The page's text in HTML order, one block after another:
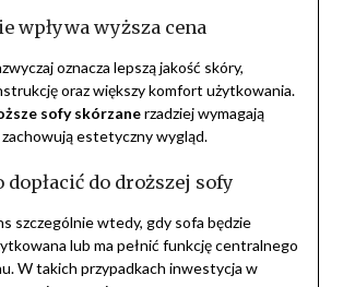
wpływa wyższa cena
oznacza lepszą jakość skóry,
oraz większy komfort użytkowania.
sofy skórzanerzadziej wymagają
zachowują estetyczny wygląd.
do droższej sofy
szczególnie wtedy, gdy sofa będzie
lub ma pełnić funkcję centralnego
W takich przypadkach inwestycja w